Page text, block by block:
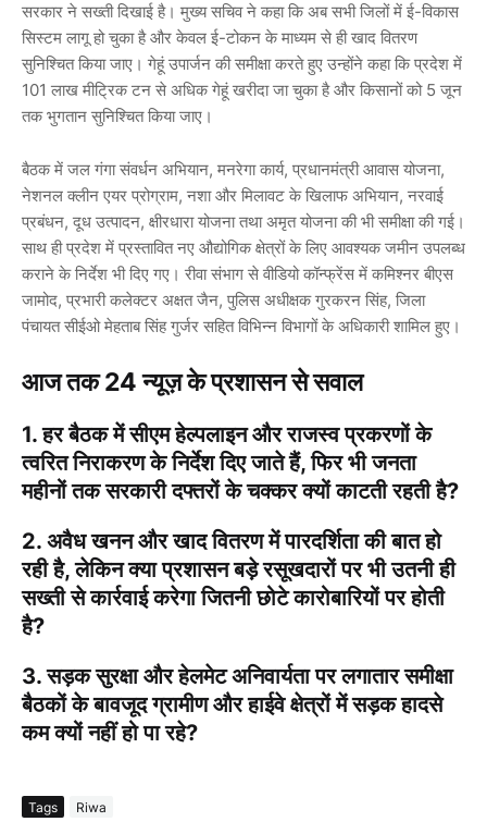
सरकार ने सख्ती दिखाई है। मुख्य सचिव ने कहा कि अब सभी जिलों में ई-विकास
सिस्टम लागू हो चुका है और केवल ई-टोकन के माध्यम से ही खाद वितरण
सुनिश्चित किया जाए। गेहूं उपार्जन की समीक्षा करते हुए उन्होंने कहा कि प्रदेश में
101 लाख मीट्रिक टन से अधिक गेहूं खरीदा जा चुका है और किसानों को 5 जून
तक भुगतान सुनिश्चित किया जाए।
बैठक में जल गंगा संवर्धन अभियान, मनरेगा कार्य, प्रधानमंत्री आवास योजना,
नेशनल क्लीन एयर प्रोग्राम, नशा और मिलावट के खिलाफ अभियान, नरवाई
प्रबंधन, दूध उत्पादन, क्षीरधारा योजना तथा अमृत योजना की भी समीक्षा की गई।
साथ ही प्रदेश में प्रस्तावित नए औद्योगिक क्षेत्रों के लिए आवश्यक जमीन उपलब्ध
कराने के निर्देश भी दिए गए। रीवा संभाग से वीडियो कॉन्फ्रेंस में कमिश्नर बीएस
जामोद, प्रभारी कलेक्टर अक्षत जैन, पुलिस अधीक्षक गुरकरन सिंह, जिला
पंचायत सीईओ मेहताब सिंह गुर्जर सहित विभिन्न विभागों के अधिकारी शामिल हुए।
आज तक 24 न्यूज़ के प्रशासन से सवाल
1. हर बैठक में सीएम हेल्पलाइन और राजस्व प्रकरणों के
त्वरित निराकरण के निर्देश दिए जाते हैं, फिर भी जनता
महीनों तक सरकारी दफ्तरों के चक्कर क्यों काटती रहती है?
2. अवैध खनन और खाद वितरण में पारदर्शिता की बात हो
रही है, लेकिन क्या प्रशासन बड़े रसूखदारों पर भी उतनी ही
सख्ती से कार्रवाई करेगा जितनी छोटे कारोबारियों पर होती
है?
3. सड़क सुरक्षा और हेलमेट अनिवार्यता पर लगातार समीक्षा
बैठकों के बावजूद ग्रामीण और हाईवे क्षेत्रों में सड़क हादसे
कम क्यों नहीं हो पा रहे?
Tags Riwa